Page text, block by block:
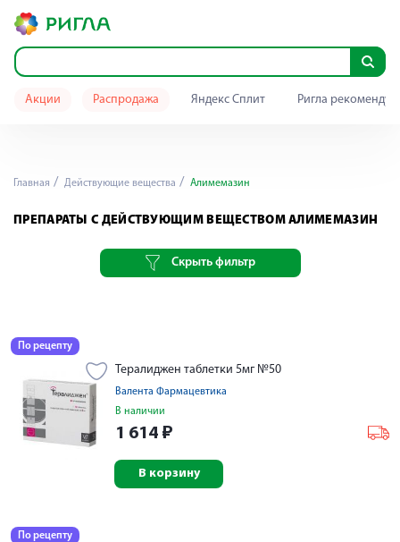
Акции Распродажа Яндекс Сплит Ригла
Главная Действующие вещества Алимемазин
ПРЕПАРАТЫ С ДЕЙСТВУЮЩИМ ВЕЩЕСТВОМ АЛИМЕМАЗИН
Скрыть фильтр
По рецепту
Тералиджен таблетки 5мг №50
Валента Фармацевтика
В наличии
1 614 ₽
В корзину
По рецепту